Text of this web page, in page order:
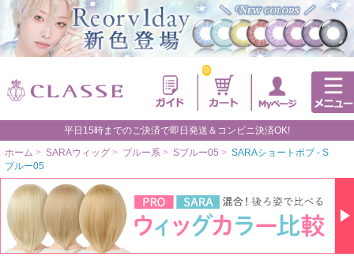
0
平日15時までのご決済で即日発送＆コンビニ決済OK!
ホーム > SARAウィッグ > ブルー系 > Sブルー05 > SARAショートボブ - S
ブルー05